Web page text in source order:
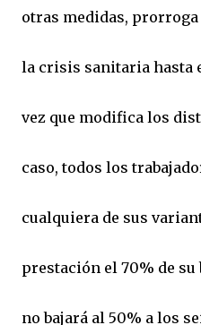
otras medidas,
la crisis sanitaria hasta
vez que modifica los
caso, todos los
cualquiera de sus
prestación el 70% de su
no bajará al 50% a los